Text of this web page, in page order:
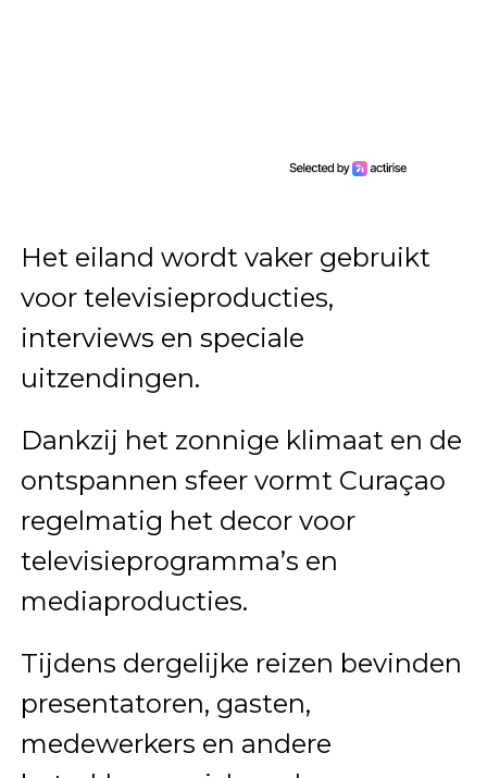
Het eiland wordt vaker gebruikt
voor televisieproducties,
interviews en speciale
uitzendingen.
Dankzij het zonnige klimaat en de
ontspannen sfeer vormt Curaçao
regelmatig het decor voor
televisieprogramma’s en
mediaproducties.
Tijdens dergelijke reizen bevinden
presentatoren, gasten,
medewerkers en andere